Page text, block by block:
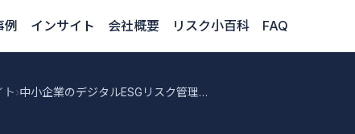
例 インサイト 会社概要 リスク小百科 FAQ
ト› 中小企業のデジタルESGリスク管理フレームワーク：台湾企業ERM実務ガイド